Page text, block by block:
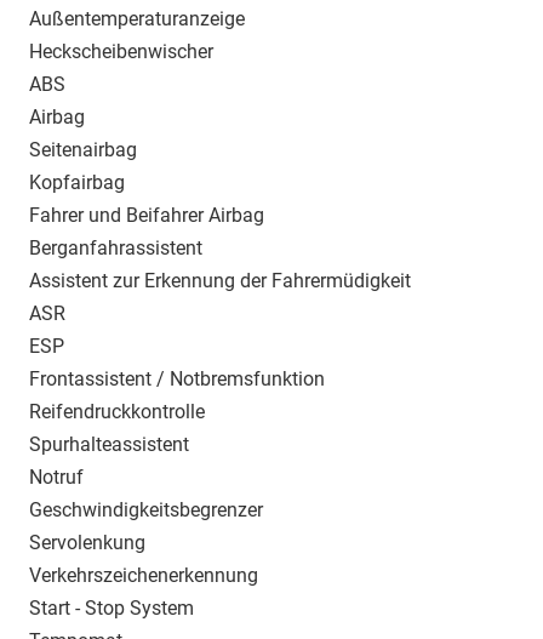
Außentemperaturanzeige
Heckscheibenwischer
ABS
Airbag
Seitenairbag
Kopfairbag
Fahrer und Beifahrer Airbag
Berganfahrassistent
Assistent zur Erkennung der Fahrermüdigkeit
ASR
ESP
Frontassistent / Notbremsfunktion
Reifendruckkontrolle
Spurhalteassistent
Notruf
Geschwindigkeitsbegrenzer
Servolenkung
Verkehrszeichenerkennung
Start - Stop System